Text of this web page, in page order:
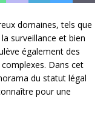
domaines, tels que
surveillance et bien
également des
Dans cet
du statut légal
pour une